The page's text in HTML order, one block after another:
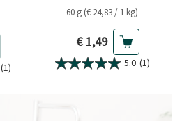
(1)
60 g (€ 24,83 / 1 kg)
Aktueller Preis
€ 1,49
5.0 (1)